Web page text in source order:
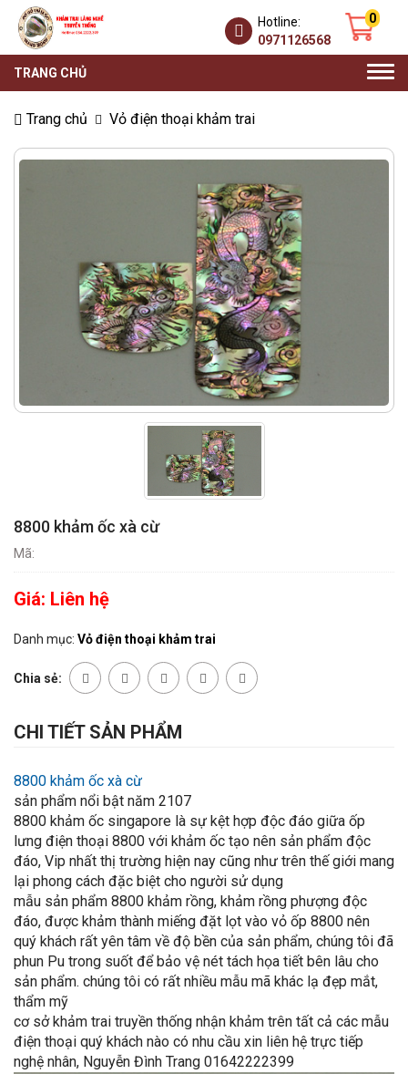
0
Hotline:
0971126568
TRANG CHỦ
Trang chủ Vỏ điện thoại khảm trai
8800 khảm ốc xà cừ
Mã:
Giá: Liên hệ
Danh mục: Vỏ điện thoại khảm trai
Chia sẻ:
CHI TIẾT SẢN PHẨM
8800 khảm ốc xà cừ
sản phẩm nổi bật năm 2107
8800 khảm ốc singapore là sự kệt hợp độc đáo giữa ốp
lưng điện thoại 8800 với khảm ốc tạo nên sản phẩm độc
đáo, Vip nhất thị trường hiện nay cũng như trên thế giới mang
lại phong cách đặc biệt cho người sử dụng
mẫu sản phẩm 8800 khảm rồng, khảm rồng phượng độc
đáo, được khảm thành miếng đặt lọt vào vỏ ốp 8800 nên
quý khách rất yên tâm về độ bền của sản phẩm, chúng tôi đã
phun Pu trong suốt để bảo vệ nét tách họa tiết bên lâu cho
sản phẩm. chúng tôi có rất nhiều mẫu mã khác lạ đẹp mắt,
thẩm mỹ
cơ sở khảm trai truyền thống nhận khảm trên tất cả các mẫu
điện thoại quý khách nào có nhu cầu xin liên hệ trực tiếp
nghệ nhân, Nguyễn Đình Trang 01642222399